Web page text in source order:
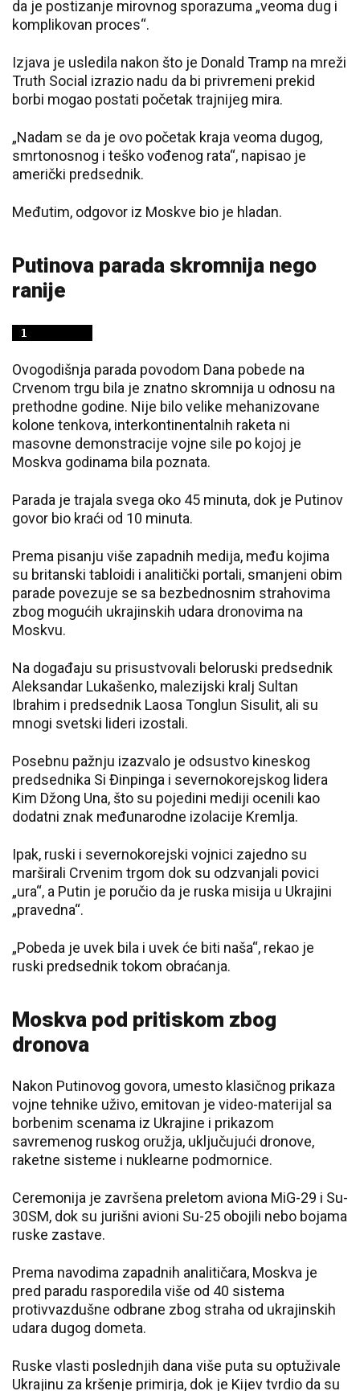
da je postizanje mirovnog sporazuma „veoma dug i
komplikovan proces“.
Izjava je usledila nakon što je Donald Tramp na mreži
Truth Social izrazio nadu da bi privremeni prekid
borbi mogao postati početak trajnijeg mira.
„Nadam se da je ovo početak kraja veoma dugog,
smrtonosnog i teško vođenog rata“, napisao je
američki predsednik.
Međutim, odgovor iz Moskve bio je hladan.
Putinova parada skromnija nego
ranije
Ovogodišnja parada povodom Dana pobede na
Crvenom trgu bila je znatno skromnija u odnosu na
prethodne godine. Nije bilo velike mehanizovane
kolone tenkova, interkontinentalnih raketa ni
masovne demonstracije vojne sile po kojoj je
Moskva godinama bila poznata.
Parada je trajala svega oko 45 minuta, dok je Putinov
govor bio kraći od 10 minuta.
Prema pisanju više zapadnih medija, među kojima
su britanski tabloidi i analitički portali, smanjeni obim
parade povezuje se sa bezbednosnim strahovima
zbog mogućih ukrajinskih udara dronovima na
Moskvu.
Na događaju su prisustvovali beloruski predsednik
Aleksandar Lukašenko, malezijski kralj Sultan
Ibrahim i predsednik Laosa Tonglun Sisulit, ali su
mnogi svetski lideri izostali.
Posebnu pažnju izazvalo je odsustvo kineskog
predsednika Si Đinpinga i severnokorejskog lidera
Kim Džong Una, što su pojedini mediji ocenili kao
dodatni znak međunarodne izolacije Kremlja.
Ipak, ruski i severnokorejski vojnici zajedno su
marširali Crvenim trgom dok su odzvanjali povici
„ura“, a Putin je poručio da je ruska misija u Ukrajini
„pravedna“.
„Pobeda je uvek bila i uvek će biti naša“, rekao je
ruski predsednik tokom obraćanja.
Moskva pod pritiskom zbog
dronova
Nakon Putinovog govora, umesto klasičnog prikaza
vojne tehnike uživo, emitovan je video-materijal sa
borbenim scenama iz Ukrajine i prikazom
savremenog ruskog oružja, uključujući dronove,
raketne sisteme i nuklearne podmornice.
Ceremonija je završena preletom aviona MiG-29 i Su-
30SM, dok su jurišni avioni Su-25 obojili nebo bojama
ruske zastave.
Prema navodima zapadnih analitičara, Moskva je
pred paradu rasporedila više od 40 sistema
protivvazdušne odbrane zbog straha od ukrajinskih
udara dugog dometa.
Ruske vlasti poslednjih dana više puta su optuživale
Ukrajinu za kršenje primirja, dok je Kijev tvrdio da su